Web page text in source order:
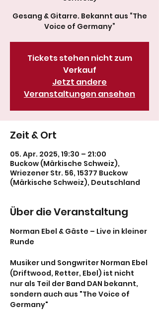
Gesang & Gitarre. Bekannt aus “The
Voice of Germany”
Tickets stehen nicht zum
Verkauf
Jetzt andere
Veranstaltungen ansehen
Zeit & Ort
05. Apr. 2025, 19:30 – 21:00
Buckow (Märkische Schweiz),
Wriezener Str. 56, 15377 Buckow
(Märkische Schweiz), Deutschland
Über die Veranstaltung
Norman Ebel & Gäste – Live in kleiner
Runde
Musiker und Songwriter Norman Ebel
(Driftwood, Retter, Ebel) ist nicht
nur als Teil der Band DAN bekannt,
sondern auch aus "The Voice of
Germany"